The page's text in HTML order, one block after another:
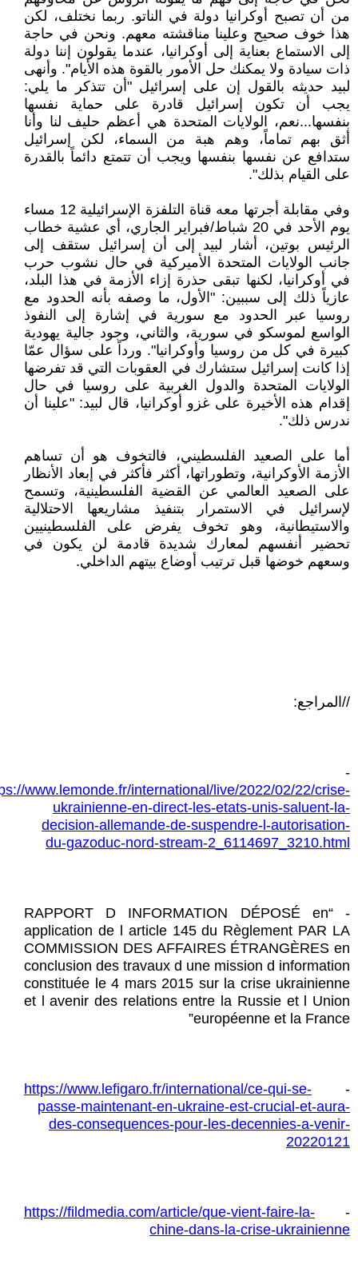
من أن تصبح أوكرانيا دولة في الناتو. ربما نختلف، لكن
هذا خوف صحيح وعلينا مناقشته معهم. ونحن في حاجة
إلى الاستماع بعناية إلى أوكرانيا، عندما يقولون إننا دولة
ذات سيادة ولا يمكنك حل الأمور بالقوة هذه الأيام". وأنهى
لبيد حديثه بالقول إن على إسرائيل "أن تتذكر ما يلي:
يجب أن تكون إسرائيل قادرة على حماية نفسها
بنفسها...نعم، الولايات المتحدة هي أعظم حليف لنا وأنا
أثق بهم تماماً، وهم هبة من السماء، لكن إسرائيل
ستدافع عن نفسها بنفسها ويجب أن تتمتع دائماً بالقدرة
على القيام بذلك".
وفي مقابلة أجرتها معه قناة التلفزة الإسرائيلية 12 مساء
يوم الأحد في 20 شباط/فبراير الجاري، أي عشية خطاب
الرئيس بوتين، أشار لبيد إلى أن إسرائيل ستقف إلى
جانب الولايات المتحدة الأميركية في حال نشوب حرب
في أوكرانيا، لكنها تبقى حذرة إزاء الأزمة في هذا البلد،
عازياً ذلك إلى سببين: "الأول، ما وصفه بأنه الحدود مع
روسيا عبر الحدود مع سورية في إشارة إلى النفوذ
الواسع لموسكو في سورية، والثاني، وجود جالية يهودية
كبيرة في كل من روسيا وأوكرانيا". ورداً على سؤال عمّا
إذا كانت إسرائيل ستشارك في العقوبات التي قد تفرضها
الولايات المتحدة والدول الغربية على روسيا في حال
إقدام هذه الأخيرة على غزو أوكرانيا، قال لبيد: "علينا أن
ندرس ذلك".
أما على الصعيد الفلسطيني، فالتخوف هو أن تساهم
الأزمة الأوكرانية، وتطوراتها، أكثر فأكثر في إبعاد الأنظار
على الصعيد العالمي عن القضية الفلسطينية، وتسمح
لإسرائيل في الاستمرار بتنفيذ مشاريعها الاحتلالية
والاستيطانية، وهو تخوف يفرض على الفلسطينيين
تحضير أنفسهم لمعارك شديدة قادمة لن يكون في
وسعهم خوضها قبل ترتيب أوضاع بيتهم الداخلي.
//المراجع:
-
www.lemonde.fr/international/live/2022/02/22/crise-
ukrainienne-en-direct-les-etats-unis-saluent-la-
decision-allemande-de-suspendre-l-autorisation-
du-gazoduc-nord-stream-2_6114697_3210.html
- “RAPPORT D INFORMATION DÉPOSÉ en
application de l article 145 du Règlement PAR LA
COMMISSION DES AFFAIRES ÉTRANGÈRES en
conclusion des travaux d une mission d information
constituée le 4 mars 2015 sur la crise ukrainienne
et l avenir des relations entre la Russie et l Union
européenne et la France”
-
https://www.lefigaro.fr/international/ce-qui-se-
passe-maintenant-en-ukraine-est-crucial-et-aura-
des-consequences-pour-les-decennies-a-venir-
20220121
-
https://fildmedia.com/article/que-vient-faire-la-
chine-dans-la-crise-ukrainienne